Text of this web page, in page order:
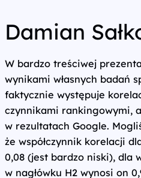
Damian
W bardzo treściwej
wynikami własnych badań
faktycznie występuje
czynnikami rankingowymi,
w rezultatach Google.
że współczynnik korelacji
0,08 (jest bardzo niski), dla
w nagłówku H2 wynosi on